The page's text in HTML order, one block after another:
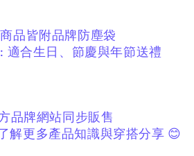
品皆附品牌防塵袋
適合生日、節慶與年節送禮
品牌網站同步販售
解更多產品知識與穿搭分享 😊